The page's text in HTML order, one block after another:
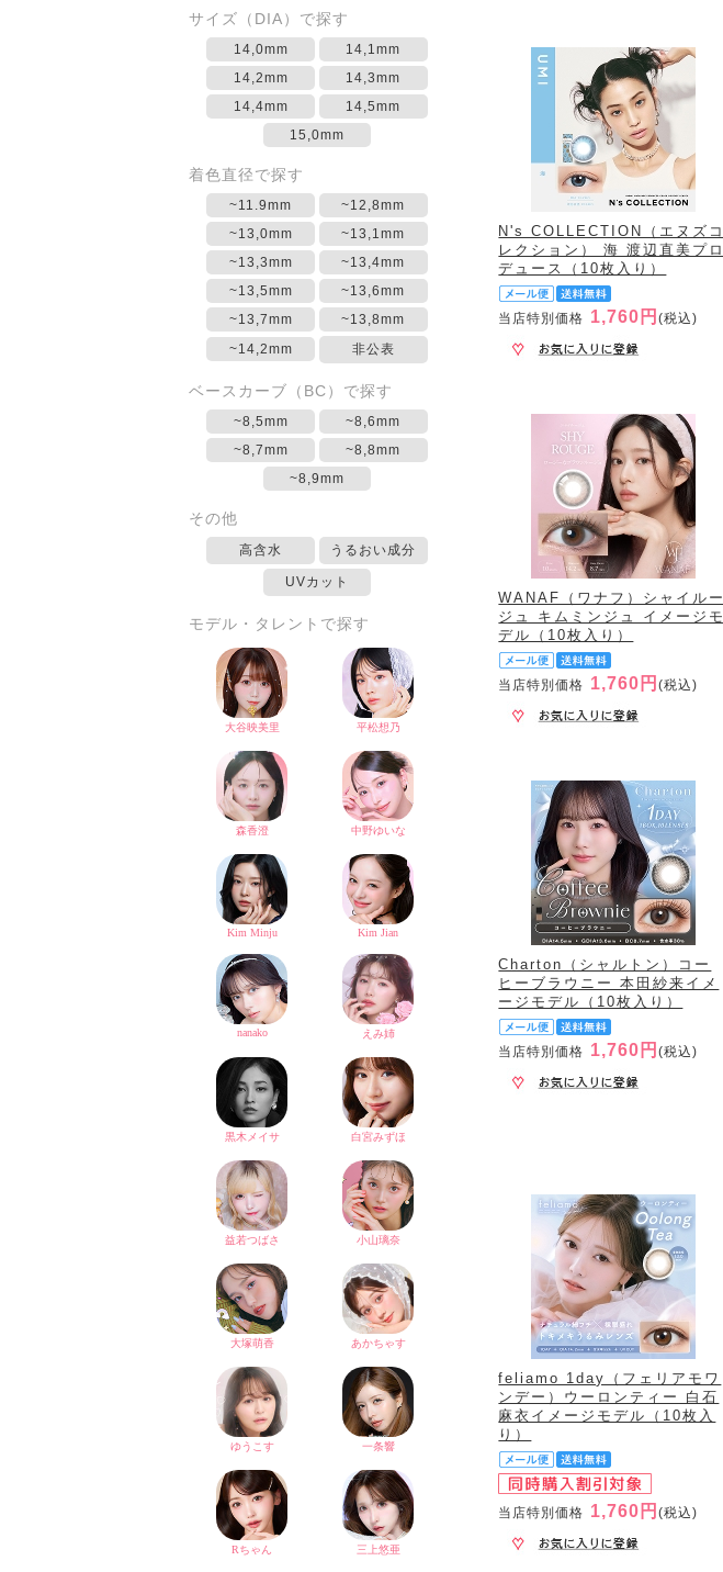
サイズ（DIA）で探す
14,0mm
14,1mm
14,2mm
14,3mm
14,4mm
14,5mm
15,0mm
着色直径で探す
~11.9mm
~12,8mm
~13,0mm
~13,1mm
~13,3mm
~13,4mm
~13,5mm
~13,6mm
~13,7mm
~13,8mm
~14,2mm
非公表
ベースカーブ（BC）で探す
~8,5mm
~8,6mm
~8,7mm
~8,8mm
~8,9mm
その他
高含水 うるおい成分
UVカット
モデル・タレントで探す
N's COLLECTION（エヌズコ
レクション） 海 渡辺直美プロ
デュース（10枚入り）
当店特別価格 1,760円(税込)
WANAF（ワナフ）シャイルー
ジュ キムミンジュ イメージモ
デル（10枚入り）
当店特別価格 1,760円(税込)
Charton（シャルトン）コー
ヒーブラウニー 本田紗来イメ
ージモデル（10枚入り）
当店特別価格 1,760円(税込)
feliamo 1day（フェリアモワ
ンデー）ウーロンティー 白石
麻衣イメージモデル（10枚入
り）
当店特別価格 1,760円(税込)